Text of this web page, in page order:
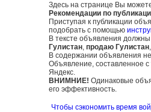
Здесь на странице Вы
Рекомендации по
Приступая к публикации
подобрать с помощью
В тексте объявления
Гулистан, продаю Гулистан,
В содержании объявления
Объявление, составленное с
Яндекс.
ВНИМНИЕ! Одинаковые
его эффективность.
Чтобы сэкономить время